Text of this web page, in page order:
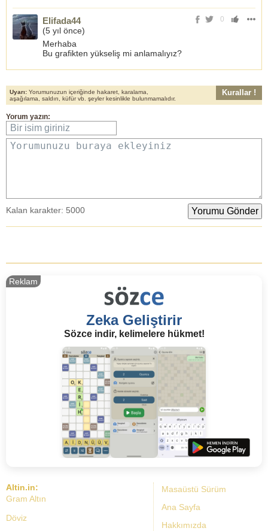
0
Elifada44
(5 yıl önce)
Merhaba
Bu grafikten yükseliş mi anlamalıyız?
Uyarı: Yorumunuzun içeriğinde hakaret, karalama,
aşağılama, saldırı, küfür vb. şeyler kesinlikle bulunmamalıdır.
Kurallar !
Yorum yazın:
Bir isim giriniz
Yorumunuzu buraya ekleyiniz
Kalan karakter: 5000
Zeka Geliştirir
Sözce indir, kelimelere hükmet!
Reklam
Masaüstü Sürüm
Ana Sayfa
Hakkımızda
Altin.in:
Gram Altın
Döviz